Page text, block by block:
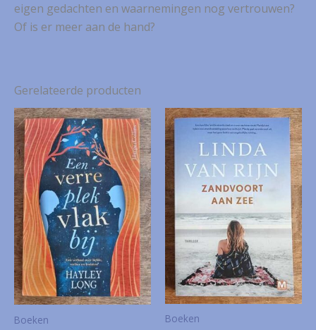
eigen gedachten en waarnemingen nog vertrouwen?
Of is er meer aan de hand?
Gerelateerde producten
Boeken Boeken